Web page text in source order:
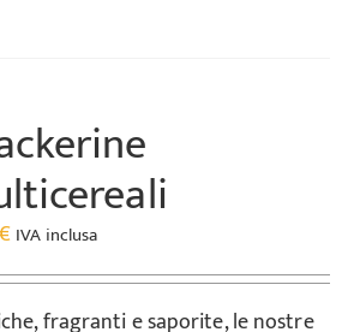
€ IVA inclusa
fragranti e saporite, le nostre